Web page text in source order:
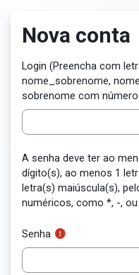
Nova conta
Login (Preencha com
nome_sobrenome,
sobrenome com
A senha deve ter ao
dígito(s), ao menos 1
letra(s) maiúscula(s),
numéricos, como *, -,
Senha